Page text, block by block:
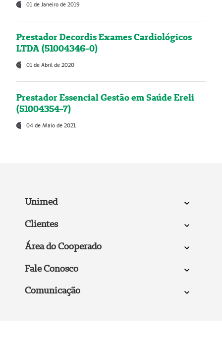
01 de Janeiro de 2019
Prestador Decordis Exames Cardiológicos
LTDA (51004346-0)
01 de Abril de 2020
Prestador Essencial Gestão em Saúde Ereli
(51004354-7)
04 de Maio de 2021
Unimed
Clientes
Área do Cooperado
Fale Conosco
Comunicação